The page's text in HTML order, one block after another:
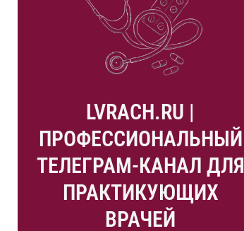
LVRACH.RU |
ПРОФЕССИОНАЛЬНЫЙ
ТЕЛЕГРАМ-КАНАЛ ДЛЯ
ПРАКТИКУЮЩИХ
ВРАЧЕЙ